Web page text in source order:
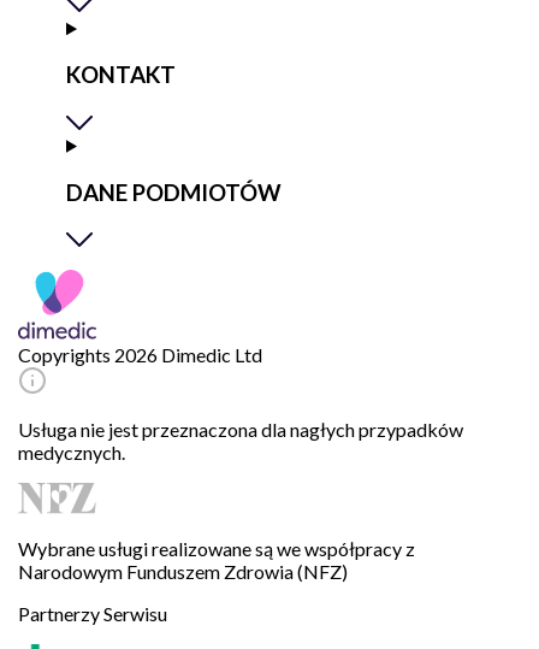
KONTAKT
DANE PODMIOTÓW
Copyrights 2026 Dimedic Ltd
Usługa nie jest przeznaczona dla nagłych przypadków
medycznych.
Wybrane usługi realizowane są we współpracy z
Narodowym Funduszem Zdrowia (NFZ)
Partnerzy Serwisu